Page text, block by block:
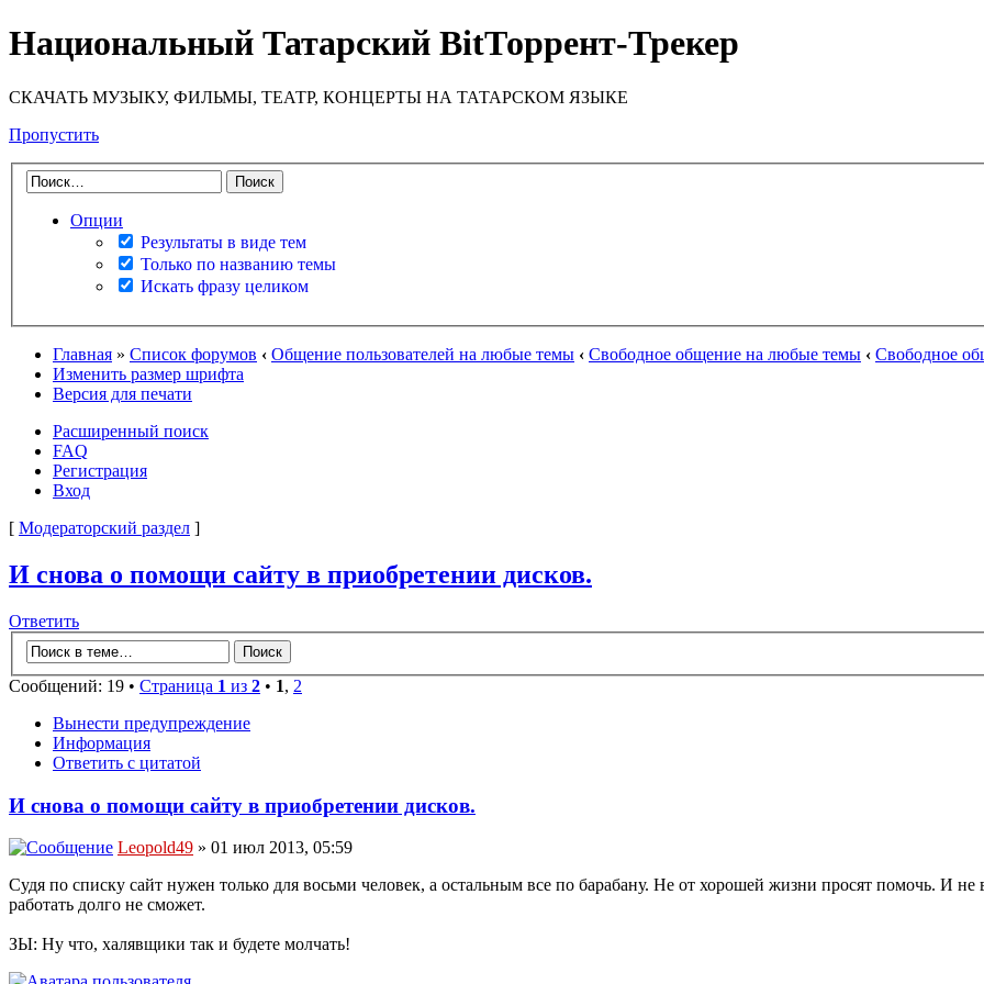
Национальный Татарский BitТоррент-Трекер
СКАЧАТЬ МУЗЫКУ, ФИЛЬМЫ, ТЕАТР, КОНЦЕРТЫ НА ТАТАРСКОМ ЯЗЫКЕ
Пропустить
Опции
Результаты в виде тем
Только по названию темы
Искать фразу целиком
Главная » Список форумов ‹ Общение пользователей на любые темы ‹ Свободное общение на любые темы ‹ Свободное
Изменить размер шрифта
Версия для печати
Расширенный поиск
FAQ
Регистрация
Вход
[ Модераторский раздел ]
И снова о помощи сайту в приобретении дисков.
Ответить
Сообщений: 19 • Страница 1 из 2 • 1, 2
Вынести предупреждение
Информация
Ответить с цитатой
И снова о помощи сайту в приобретении дисков.
Leopold49 » 01 июл 2013, 05:59
Судя по списку сайт нужен только для восьми человек, а остальным все по барабану. Не от хорошей жизни просят помочь. И
работать долго не сможет.
ЗЫ: Ну что, халявщики так и будете молчать!